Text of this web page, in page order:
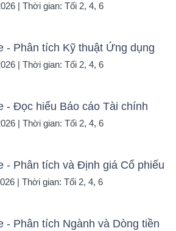
| Thời gian: Tối 2, 4, 6
- Phân tích Kỹ thuật Ứng dụng
| Thời gian: Tối 2, 4, 6
- Đọc hiểu Báo cáo Tài chính
| Thời gian: Tối 2, 4, 6
- Phân tích và Định giá Cổ phiếu
| Thời gian: Tối 2, 4, 6
- Phân tích Ngành và Dòng tiền